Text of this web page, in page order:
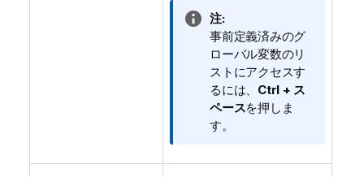
情
報
メ
モ
注:
事前定義済みのグ
ローバル変数のリ
ストにアクセスす
るには、 Ctrl + ス
ペースを押しま
す。